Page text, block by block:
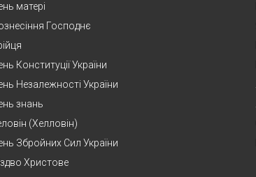
матері
Господнє
Конституції України
Незалежності України
знань
(Хелловін)
Збройних Сил України
Христове